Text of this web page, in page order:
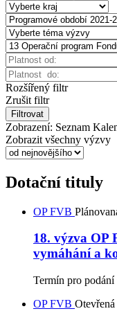
Rozšířený filtr
Zrušit filtr
Filtrovat
Zobrazení: Seznam
Zobrazit všechny výzvy
Dotační tituly
OP FVB
18. výzva OP
vymáhání a
Termín pro podání
OP FVB Otevřená